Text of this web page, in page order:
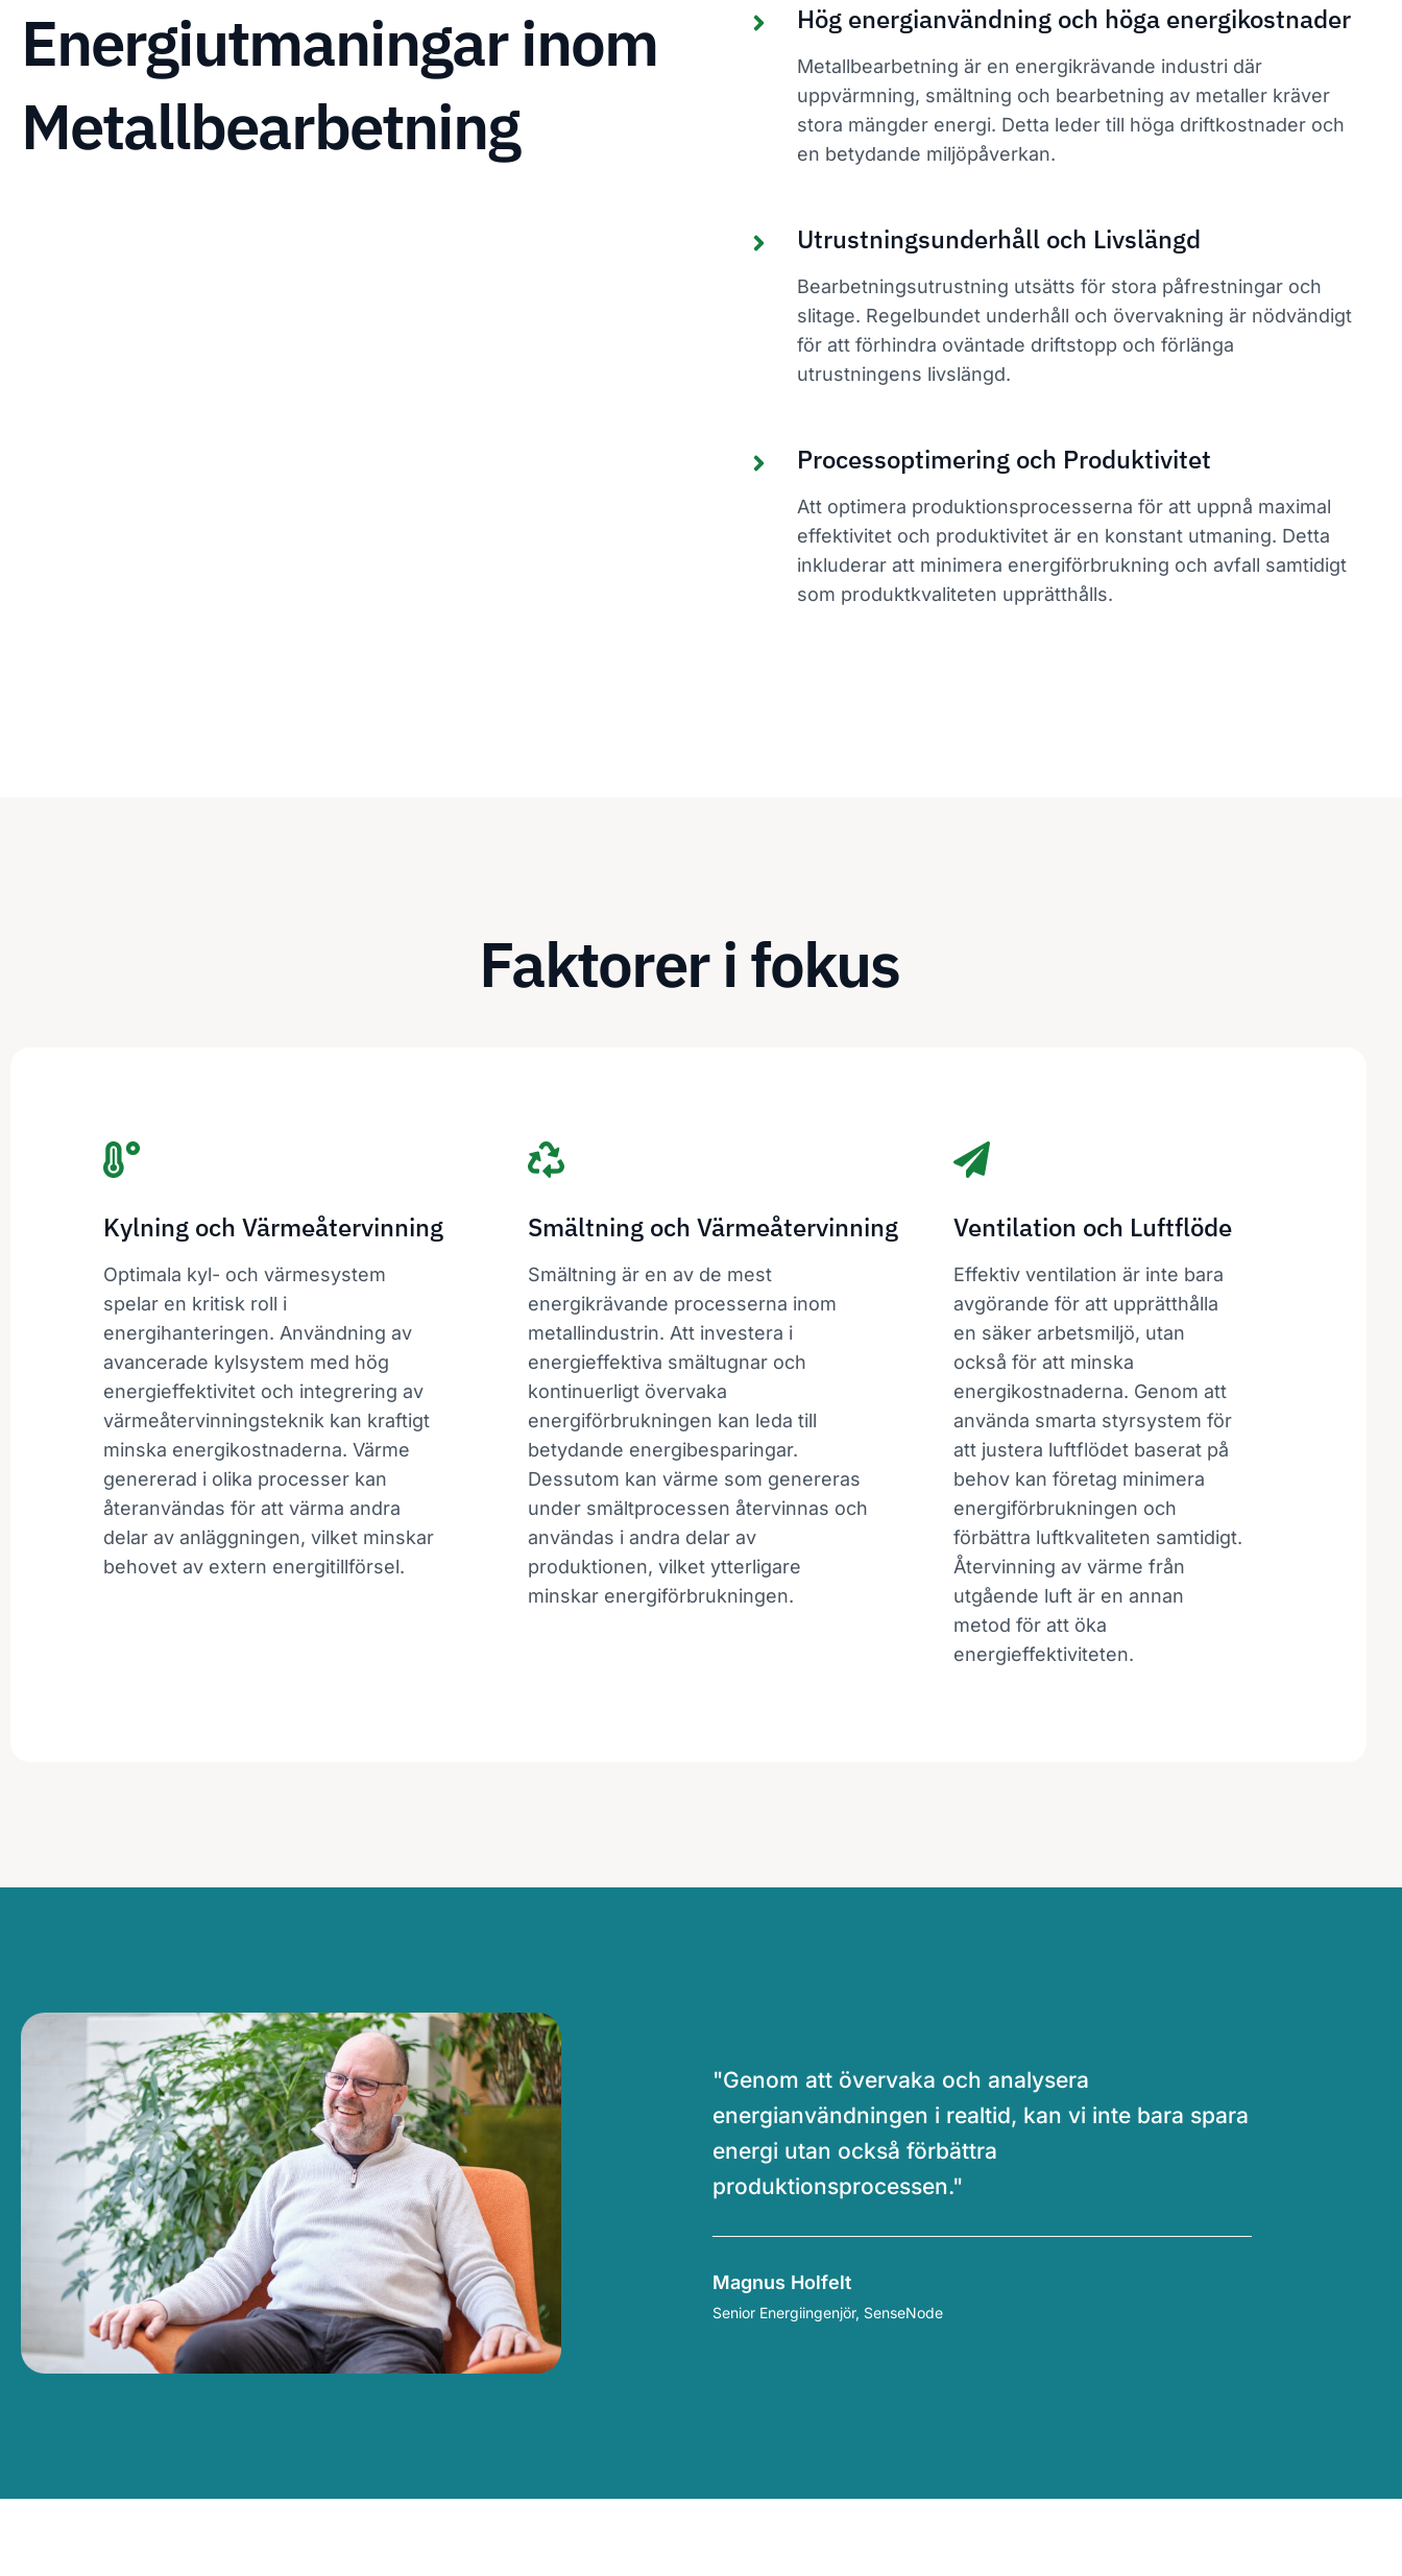
Energiutmaningar inom
Metallbearbetning
Hög energianvändning och höga energikostnader
Metallbearbetning är en energikrävande industri där
uppvärmning, smältning och bearbetning av metaller kräver
stora mängder energi. Detta leder till höga driftkostnader och
en betydande miljöpåverkan.
Utrustningsunderhåll och Livslängd
Bearbetningsutrustning utsätts för stora påfrestningar och
slitage. Regelbundet underhåll och övervakning är nödvändigt
för att förhindra oväntade driftstopp och förlänga
utrustningens livslängd.
Processoptimering och Produktivitet
Att optimera produktionsprocesserna för att uppnå maximal
effektivitet och produktivitet är en konstant utmaning. Detta
inkluderar att minimera energiförbrukning och avfall samtidigt
som produktkvaliteten upprätthålls.
Faktorer i fokus
Kylning och Värmeåtervinning
Optimala kyl- och värmesystem
spelar en kritisk roll i
energihanteringen. Användning av
avancerade kylsystem med hög
energieffektivitet och integrering av
värmeåtervinningsteknik kan kraftigt
minska energikostnaderna. Värme
genererad i olika processer kan
återanvändas för att värma andra
delar av anläggningen, vilket minskar
behovet av extern energitillförsel.
Smältning och Värmeåtervinning
Smältning är en av de mest
energikrävande processerna inom
metallindustrin. Att investera i
energieffektiva smältugnar och
kontinuerligt övervaka
energiförbrukningen kan leda till
betydande energibesparingar.
Dessutom kan värme som genereras
under smältprocessen återvinnas och
användas i andra delar av
produktionen, vilket ytterligare
minskar energiförbrukningen.
Ventilation och Luftflöde
Effektiv ventilation är inte bara
avgörande för att upprätthålla
en säker arbetsmiljö, utan
också för att minska
energikostnaderna. Genom att
använda smarta styrsystem för
att justera luftflödet baserat på
behov kan företag minimera
energiförbrukningen och
förbättra luftkvaliteten samtidigt.
Återvinning av värme från
utgående luft är en annan
metod för att öka
energieffektiviteten.
"Genom att övervaka och analysera
energianvändningen i realtid, kan vi inte bara spara
energi utan också förbättra
produktionsprocessen."
Magnus Holfelt
Senior Energiingenjör, SenseNode